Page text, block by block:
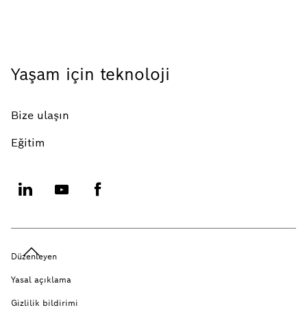
Yaşam için teknoloji
Bize ulaşın
Eğitim
Düzenleyen
Yasal açıklama
Gizlilik bildirimi